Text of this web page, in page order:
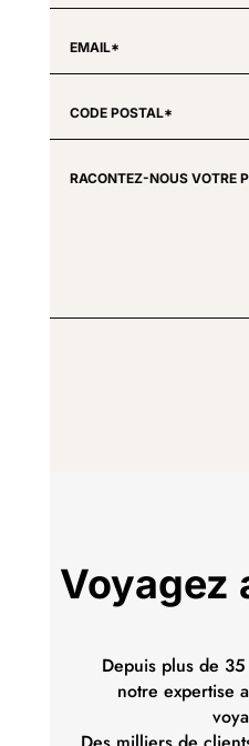
Voyagez
Depuis plus de
notre expertise